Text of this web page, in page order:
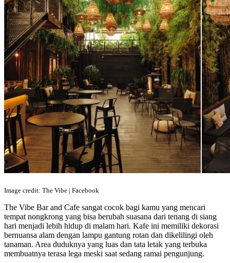
Image credit: The Vibe | Facebook
The Vibe Bar and Cafe sangat cocok bagi kamu yang mencari
tempat nongkrong yang bisa berubah suasana dari tenang di siang
hari menjadi lebih hidup di malam hari. Kafe ini memiliki dekorasi
bernuansa alam dengan lampu gantung rotan dan dikelilingi oleh
tanaman. Area duduknya yang luas dan tata letak yang terbuka
membuatnya terasa lega meski saat sedang ramai pengunjung.